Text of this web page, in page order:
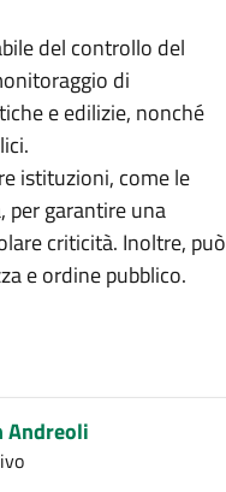
del controllo del
di
e edilizie, nonché
istituzioni, come le
per garantire una
criticità. Inoltre, può
e ordine pubblico.
Andreoli